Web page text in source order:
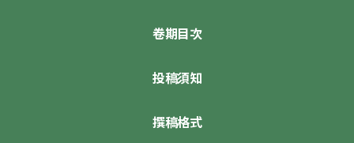
卷期目次
投稿須知
撰稿格式